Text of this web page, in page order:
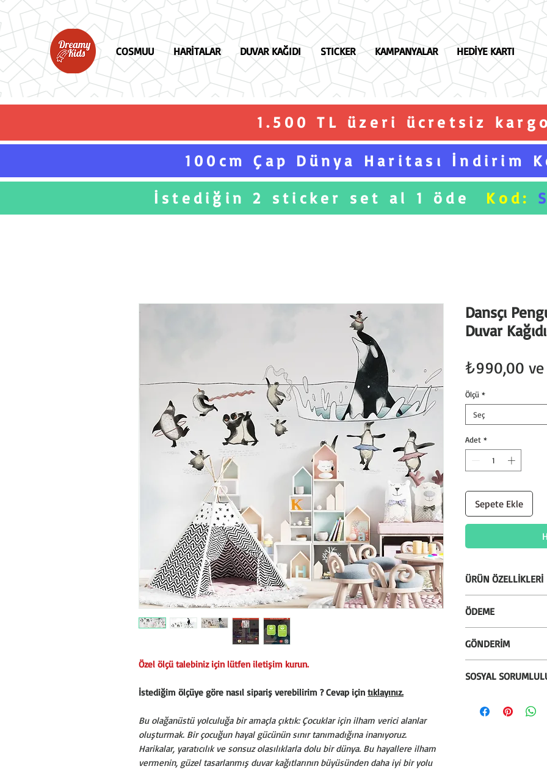
COSMUU HARİTALAR DUVAR KAĞIDI STICKER KAMPANYALAR HEDİYE KARTI
1.500 TL üzeri ücretsiz kargo
100cm Çap Dünya Haritası İndirim
İstediğin 2 sticker set al 1 öde Kod:
Özel ölçü talebiniz için lütfen iletişim kurun.
İstediğim ölçüye göre nasıl sipariş verebilirim ? Cevap için tıklayınız.
Bu olağanüstü yolculuğa bir amaçla çıktık: Çocuklar için ilham verici alanlar
oluşturmak. Bir çocuğun hayal gücünün sınır tanımadığına inanıyoruz.
Harikalar, yaratıcılık ve sonsuz olasılıklarla dolu bir dünya. Bu hayallere ilham
vermenin, güzel tasarlanmış duvar kağıtlarının büyüsünden daha iyi bir yolu
Dansçı
Duvar Kağıdı
₺990,00
Ölçü *
Seç
Adet *
Sepete Ekle
ÜRÜN ÖZELLİKLERİ
Greenguard
Greenguard Gold
metaller içermez.
* Silinebilir
kullanım
yanmazlık
kullanılmaktadır.
ÖDEME
seçeneği ile
* Kredi kartına 12
bankanızın vade
sağlanmaktadır.
GÖNDERİM
vb.) ve uygulama
* En geç 3 iş günü
SOSYAL
%3'ünü sosyal